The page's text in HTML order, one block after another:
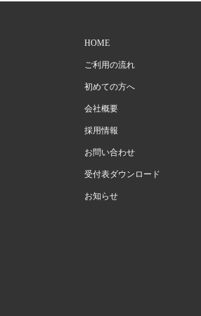
HOME
ご利用の流れ
初めての方へ
会社概要
採用情報
お問い合わせ
受付表ダウンロード
お知らせ